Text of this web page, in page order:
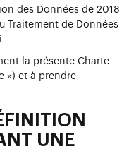
des Données de 2018
Traitement de Données
la présente Charte
») et à prendre
UNE